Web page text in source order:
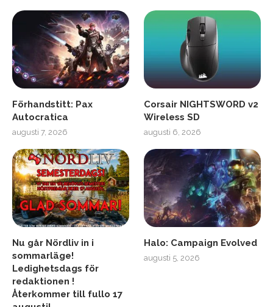
Förhandstitt: Pax
Autocratica
augusti 7, 2026
Corsair NIGHTSWORD v2
Wireless SD
augusti 6, 2026
Nu går Nördliv in i
sommarläge!
Ledighetsdags för
redaktionen !
Återkommer till fullo 17
Halo: Campaign Evolved
augusti 5, 2026